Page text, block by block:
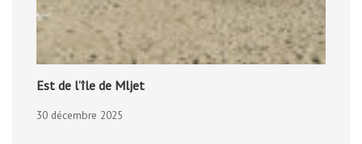
Est de l’île de Mljet
30 décembre 2025